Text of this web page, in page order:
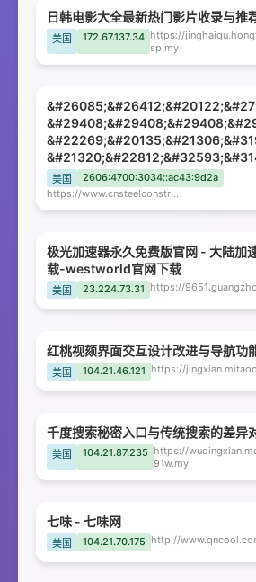
日韩电影大全最新热门影片收录与推
美国 172.67.137.34 https://
sp.my
美国
2606:4700:3034::ac43:9d2a
https://www.cnsteelconstruction.com
极光加速器永久免费版官网 - 大陆加
载-westworld官网下载
美国 23.224.73.31
红桃视颏界面交互设计改进与导航功
美国 104.21.46.121
千度搜索秘密入口与传统搜索的差异
美国 104.21.87.235 https://
91w.my
七味 - 七味网
美国 104.21.70.175 http://